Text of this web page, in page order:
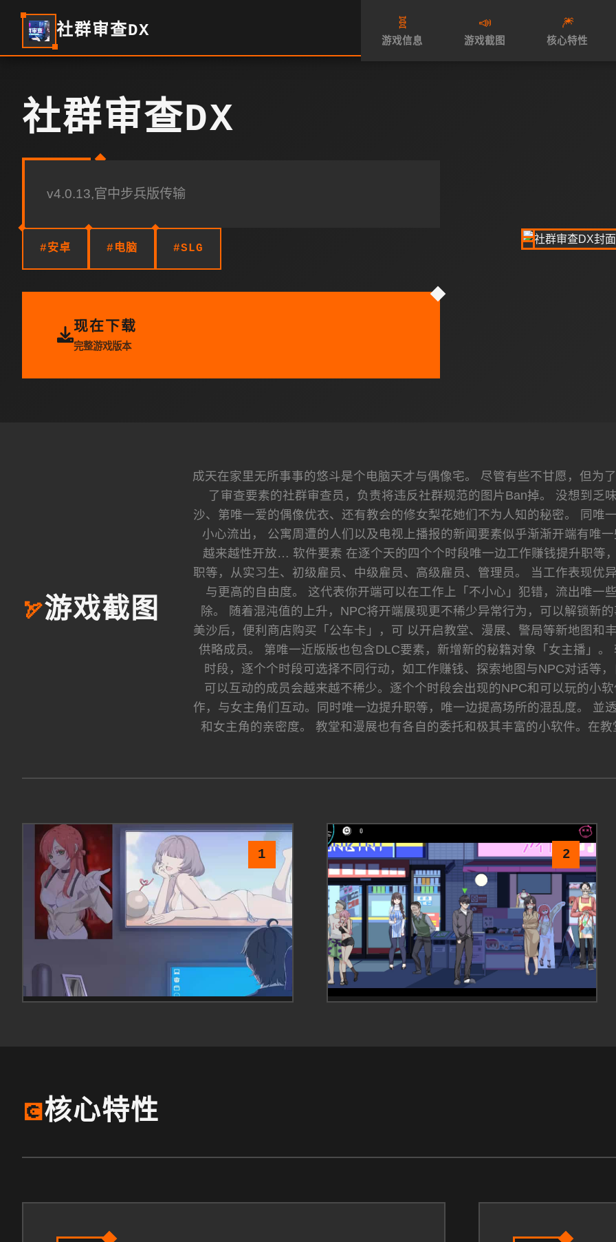
社群审查DX 🧬
游戏信息
📣
游戏截图
🎆
核心特性
社群审查DX
v4.0.13,官中步兵版传输
#安卓 #电脑 #SLG
现在下载
完整游戏版本
🏹游戏截图
成天在家里无所事事的悠斗是个电脑天才与偶像宅。 尽管有些不甘愿，但为
了审查要素的社群审查员，负责将违反社群规范的图片Ban掉。 没想到乏
沙、第唯一爱的偶像优衣、还有教会的修女梨花她们不为人知的秘密。 同唯
小心流出， 公寓周遭的人们以及电视上播报的新闻要素似乎渐渐开端有唯
越来越性开放… 软件要素 在逐个天的四个个时段唯一边工作赚钱提升职等
职等，从实习生、初级雇员、中级雇员、高级雇员、管理员。 当工作表现优
与更高的自由度。 这代表你开端可以在工作上「不小心」犯错，流出唯一
除。 随着混沌值的上升，NPC将开端展现更不稀少异常行为，可以解锁新
美沙后，便利商店购买「公车卡」，可 以开启教堂、漫展、警局等新地图和
供略成员。 第唯一近版版也包含DLC要素，新增新的秘籍对象「女主播」
时段，逐个个时段可选择不同行动，如工作赚钱、探索地图与NPC对话等
可以互动的成员会越来越不稀少。逐个个时段会出现的NPC和可以玩的小
作，与女主角们互动。同时唯一边提升职等，唯一边提高场所的混乱度。 並
和女主角的亲密度。 教堂和漫展也有各自的委托和极其丰富的小软件。在
1 2
💽核心特性